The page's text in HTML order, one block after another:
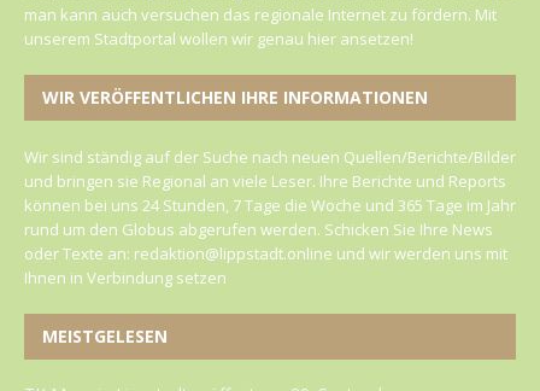
man kann auch versuchen das regionale Internet zu fördern. Mit
unserem Stadtportal wollen wir genau hier ansetzen!
WIR VERÖFFENTLICHEN IHRE INFORMATIONEN
Wir sind ständig auf der Suche nach neuen Quellen/Berichte/Bilder
und bringen sie Regional an viele Leser. Ihre Berichte und Reports
können bei uns 24 Stunden, 7 Tage die Woche und 365 Tage im Jahr
rund um den Globus abgerufen werden. Schicken Sie Ihre News
oder Texte an: redaktion@lippstadt.online und wir werden uns mit
Ihnen in Verbindung setzen
MEISTGELESEN